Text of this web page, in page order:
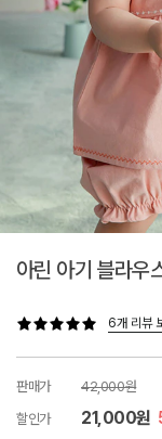
아린 아기 블라우
6개 리뷰
판매가
42,000원
할인가
21,000원